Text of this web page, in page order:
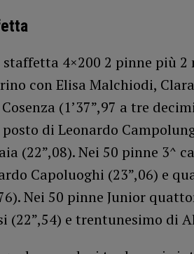
staffetta 4×200 2 pinne più
con Elisa Malchiodi,
(1’37”,97 a tre
di Leonardo
(22”,08). Nei 50 pinne 3^
Capoluoghi (23”,06) e
Nei 50 pinne Junior
(22”,54) e trentunesimo di